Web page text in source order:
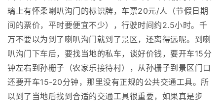
璃上有怀柔喇叭沟门的标识牌，车票20元/人（节假日期
间的票价，平时要便宜不少），行驶时间约2.5小时。千
万不要以为到了喇叭沟门就到了景区，还离得远呢。到喇
叭沟门下车后，要找当地的私车，谈好价钱，要开车15分
钟左右到孙栅子（农家乐接待村），从孙栅子到景区门口
还要开车15-20分钟，那里没有正规的公共交通工具。所
以到了当地后找到合适的交通工具很重要，如果真是步